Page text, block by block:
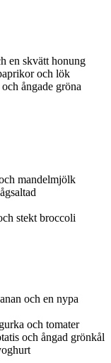
en skvätt honung
och lök
ångade gröna
mandelmjölk
stekt broccoli
och en nypa
och tomater
och ångad grönkål